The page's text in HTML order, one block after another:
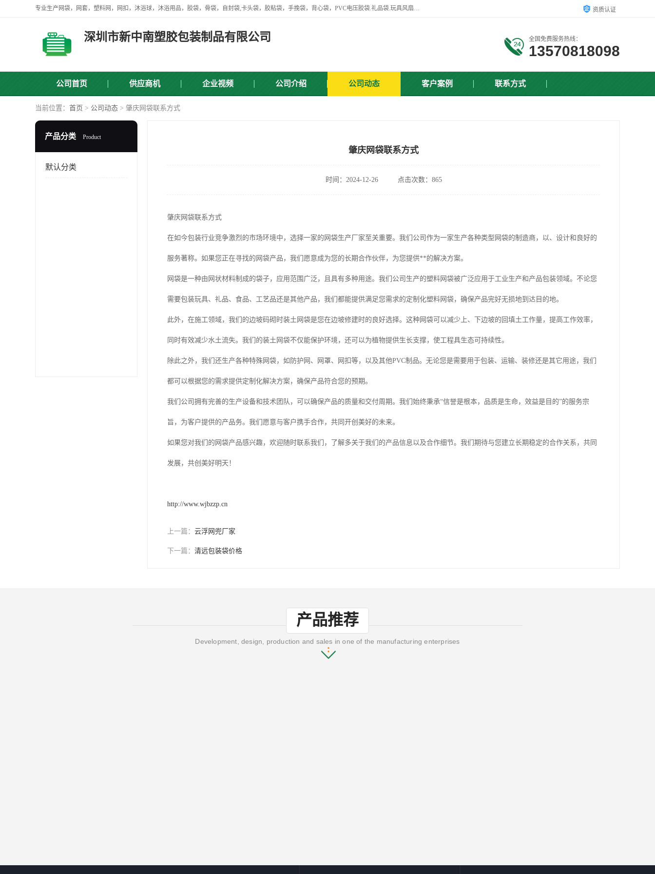
专业生产网袋，网套，塑料网，网扣，沐浴球，沐浴用品，胶袋，骨袋，自封袋,卡头袋，胶粘袋，手挽袋，背心袋，PVC电压胶袋.礼品袋.玩具风扇叶，屏蔽袋,等产品. 资质认证
深圳市新中南塑胶包装制品有限公司 全国免费服务热线：
13570818098
公司首页 供应商机 企业视频 公司介绍 公司动态 客户案例 联系方式
当前位置： 首页 > 公司动态 > 肇庆网袋联系方式
产品分类 Product
默认分类
肇庆网袋联系方式
时间：2024-12-26 点击次数：865
肇庆网袋联系方式
在如今包装行业竞争激烈的市场环境中，选择一家的网袋生产厂家至关重要。我们公司作为一家生产各种类型网袋的制造商，以、设计和良好的
服务著称。如果您正在寻找的网袋产品，我们愿意成为您的长期合作伙伴，为您提供**的解决方案。
网袋是一种由网状材料制成的袋子，应用范围广泛，且具有多种用途。我们公司生产的塑料网袋被广泛应用于工业生产和产品包装领域。不论您
需要包装玩具、礼品、食品、工艺品还是其他产品，我们都能提供满足您需求的定制化塑料网袋，确保产品完好无损地到达目的地。
此外，在施工领域，我们的边坡码砌时装土网袋是您在边坡修建时的良好选择。这种网袋可以减少上、下边坡的回填土工作量，提高工作效率，
同时有效减少水土流失。我们的装土网袋不仅能保护环境，还可以为植物提供生长支撑，使工程具生态可持续性。
除此之外，我们还生产各种特殊网袋，如防护网、网罩、网扣等，以及其他PVC制品。无论您是需要用于包装、运输、装修还是其它用途，我们
都可以根据您的需求提供定制化解决方案，确保产品符合您的预期。
我们公司拥有完善的生产设备和技术团队，可以确保产品的质量和交付周期。我们始终秉承“信誉是根本，品质是生命，效益是目的”的服务宗
旨，为客户提供的产品务。我们愿意与客户携手合作，共同开创美好的未来。
如果您对我们的网袋产品感兴趣，欢迎随时联系我们，了解多关于我们的产品信息以及合作细节。我们期待与您建立长期稳定的合作关系，共同
发展，共创美好明天！
http://www.wjbzzp.cn
上一篇： 云浮网兜厂家
下一篇： 清远包装袋价格
产品推荐
Development, design, production and sales in one of the manufacturing enterprises